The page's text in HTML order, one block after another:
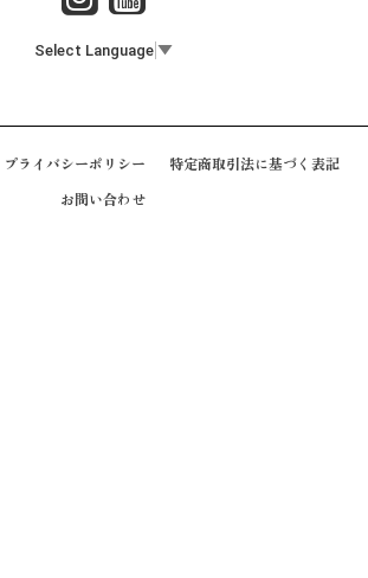
Select Language ▼
プライバシーポリシー 特定商取引法に基づく表記
お問い合わせ